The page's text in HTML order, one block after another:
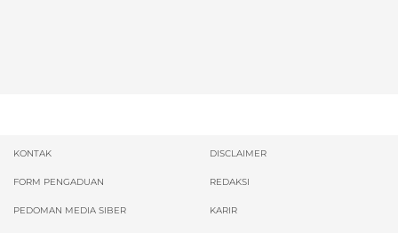
KONTAK DISCLAIMER
FORM PENGADUAN REDAKSI
PEDOMAN MEDIA SIBER KARIR